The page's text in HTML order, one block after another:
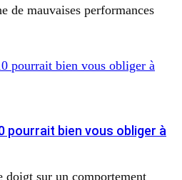
de mauvaises performances
pourrait bien vous obliger à
doigt sur un comportement